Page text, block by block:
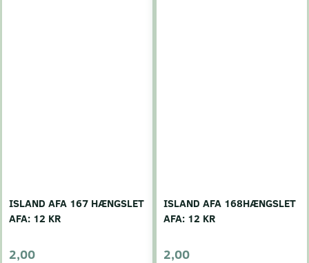
ISLAND AFA 167 HÆNGSLET
AFA: 12 KR
2,00
ISLAND AFA 168HÆNGSLET
AFA: 12 KR
2,00